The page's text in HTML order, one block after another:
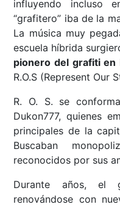
influyendo incluso
“grafitero” iba de la
La música muy
escuela híbrida
pionero del grafiti en
R.O.S (Represent Our
R. O. S. se
Dukon777, quienes
principales de la
Buscaban
reconocidos por sus
Durante años, el
renovándose con